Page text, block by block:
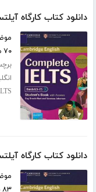
دانلود کتاب کارگاه
۷۰ صفحه
دانلود کتاب کارگاه
۸۳ صفحه